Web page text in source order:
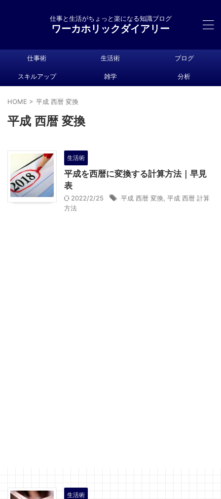
仕事と生活がちょっと楽になる知識ブログ
ワーカホリックダイアリー
仕事術 生活術 ブログ
スキルアップ 雑学 分析
HOME > 平成 西暦 変換
平成 西暦 変換
生活術
平成を西暦に変換する計算方法｜早見
表
2022/2/25 平成 西暦 変換 平成 西暦 計算
方法
生活術